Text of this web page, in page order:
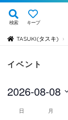
検索 キープ
TASUKI(タスキ) ›
イベント
2026-08-08
イ日 月